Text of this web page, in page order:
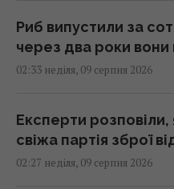
Риб випустили за
через два роки вони
02:33 неділя, 09 серпня 2026
Експерти
свіжа партія зброї
02:27 неділя, 09 серпня 2026